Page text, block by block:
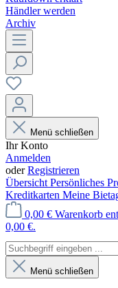
Händler werden
Archiv
Menü schließen
Ihr Konto
Anmelden
oderRegistrieren
Übersicht Persönliches
Kreditkarten Meine
0,00 € Warenkorb
0,00 €.
Menü schließen